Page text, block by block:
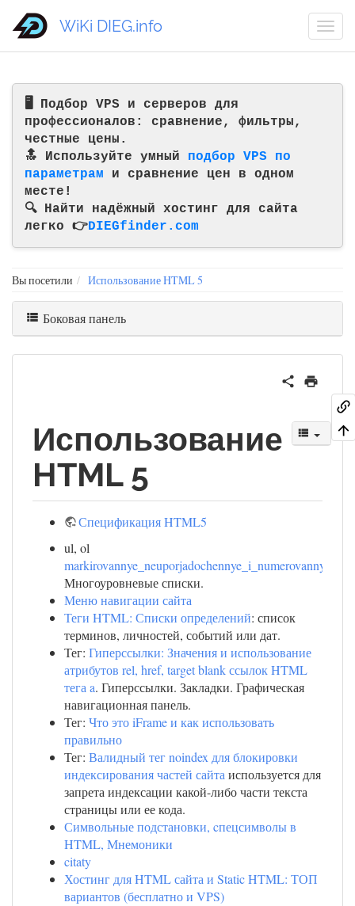
🖥️ Подбор VPS и серверов для
профессионалов: сравнение, фильтры,
честные цены.
🔝 Используйте умный подбор VPS по
параметрам и сравнение цен в одном
месте!
🔍 Найти надёжный хостинг для сайта
легко 👉DIEGfinder.com
WiKi DIEG.info
Вы посетили Использование HTML 5
Боковая панель
Использование
HTML 5
Спецификация HTML5
ul, ol
Многоуровневые списки.
Меню навигации сайта
Теги HTML: Списки определений: список
терминов, личностей, событий или дат.
Тег: Гиперссылки: Значения и использование
атрибутов rel, href, target blank ссылок HTML
тега a. Гиперссылки. Закладки. Графическая
навигационная панель.
Тег: Что это iFrame и как использовать
правильно
Тег: Валидный тег noindex для блокировки
индексирования частей сайта используется для
запрета индексации какой-либо части текста
страницы или ее кода.
Символьные подстановки, cпецсимволы в
HTML, Мнемоники
citaty
Хостинг для HTML сайта и Static HTML: ТОП
вариантов (бесплатно и VPS)